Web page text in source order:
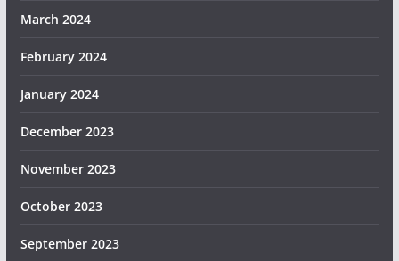
March 2024
February 2024
January 2024
December 2023
November 2023
October 2023
September 2023